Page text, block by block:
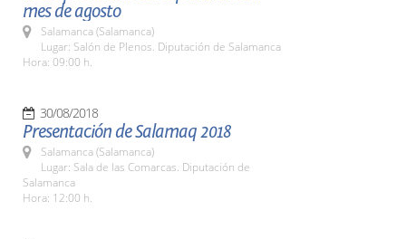
mes de agosto
Salamanca (Salamanca)
Lugar: Salón de Plenos. Diputación de Salamanca
Hora: 09:00 h.
30/08/2018
Presentación de Salamaq 2018
Salamanca (Salamanca)
Lugar: Sala de las Comarcas. Diputación de
Salamanca
Hora: 12:00 h.